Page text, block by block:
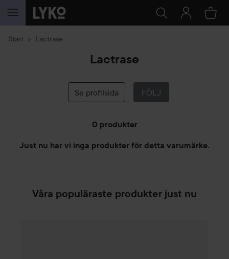
HOPPA TILL INNEHÅLLET
Start Lactrase
Lactrase
Se profilsida FÖLJ
0 produkter
HOPPA TILL FILTRERA
Just nu har vi inga produkter för detta varumärke.
Våra populäraste produkter just nu